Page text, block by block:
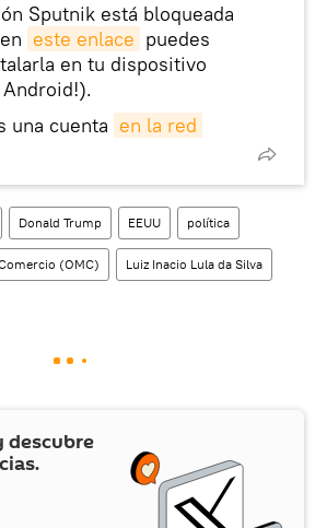
Sputnik está bloqueada
este enlace puedes
en tu dispositivo
una cuenta en la red
Donald Trump EEUU política
(OMC) Luiz Inacio Lula da Silva
descubre